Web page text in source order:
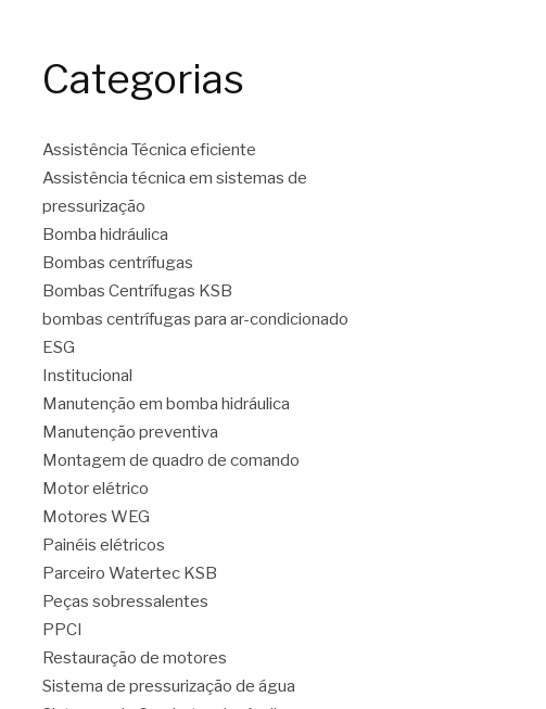
Categorias
Assistência Técnica eficiente
Assistência técnica em sistemas de
pressurização
Bomba hidráulica
Bombas centrífugas
Bombas Centrífugas KSB
bombas centrífugas para ar-condicionado
ESG
Institucional
Manutenção em bomba hidráulica
Manutenção preventiva
Montagem de quadro de comando
Motor elétrico
Motores WEG
Painéis elétricos
Parceiro Watertec KSB
Peças sobressalentes
PPCI
Restauração de motores
Sistema de pressurização de água